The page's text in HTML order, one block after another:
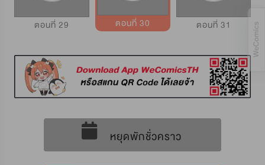
ตอนที่ 29 ตอนที่ 30 ตอนที่ 31
หยุดพักชั่วคราว